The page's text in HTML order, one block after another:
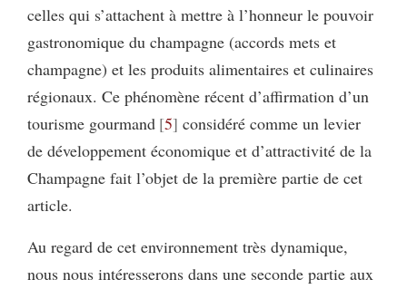
celles qui s’attachent à mettre à l’honneur le pouvoir
gastronomique du champagne (accords mets et
champagne) et les produits alimentaires et culinaires
régionaux. Ce phénomène récent d’affirmation d’un
tourisme gourmand 5 considéré comme un levier
de développement économique et d’attractivité de la
Champagne fait l’objet de la première partie de cet
article.
Au regard de cet environnement très dynamique,
nous nous intéresserons dans une seconde partie aux